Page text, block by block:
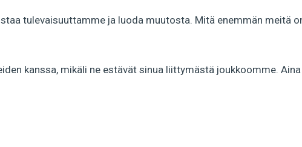
tulevaisuuttamme ja luoda muutosta. Mitä enemmän meitä
kanssa, mikäli ne estävät sinua liittymästä joukkoomme.